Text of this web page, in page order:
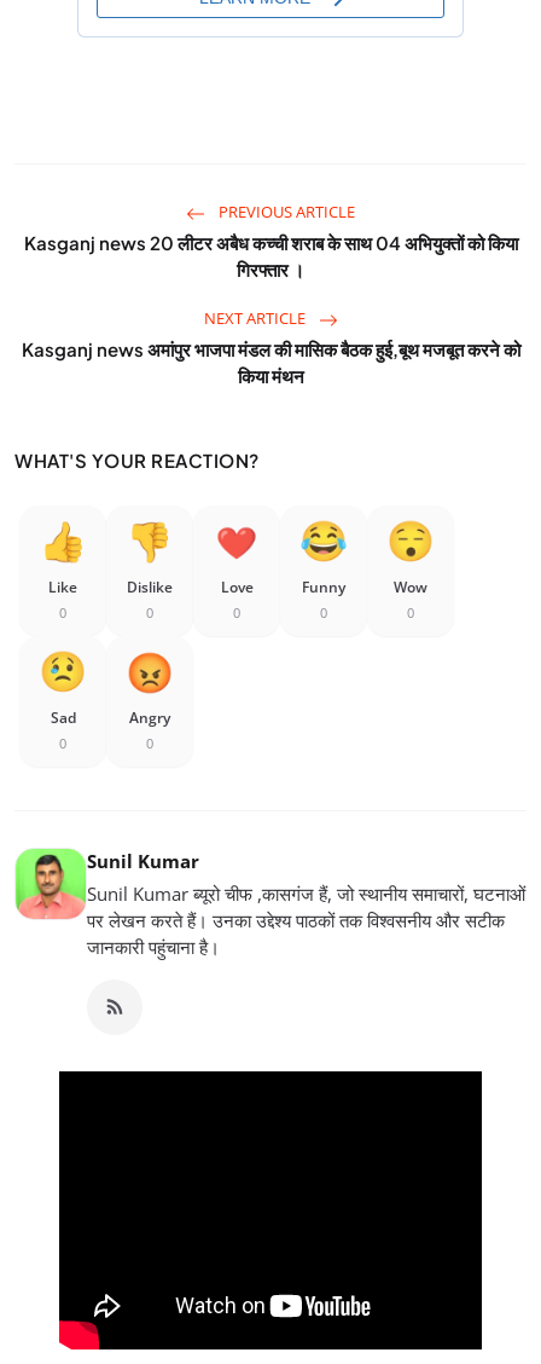
PREVIOUS ARTICLE
Kasganj news 20 लीटर अबैध कच्ची शराब के साथ 04 अभियुक्तों को किया
गिरफ्तार ।
NEXT ARTICLE
Kasganj news अमांपुर भाजपा मंडल की मासिक बैठक हुई,बूथ मजबूत करने को
किया मंथन
WHAT'S YOUR REACTION?
Like
0
Dislike
0
Love
0
Funny
0
Wow
0
Sad
0
Angry
0
Sunil Kumar
Sunil Kumar ब्यूरो चीफ ,कासगंज हैं, जो स्थानीय समाचारों, घटनाओं
पर लेखन करते हैं। उनका उद्देश्य पाठकों तक विश्वसनीय और सटीक
जानकारी पहुंचाना है।